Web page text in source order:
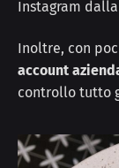
Instagram
Inoltre, con
account
controllo tutto